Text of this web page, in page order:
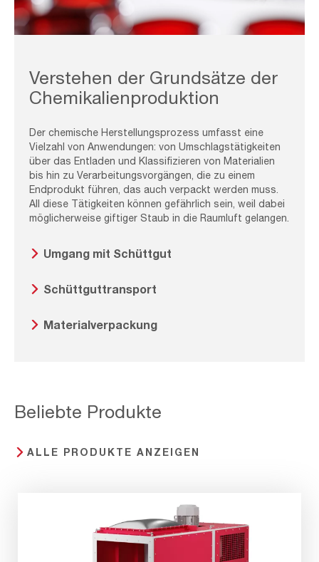
Verstehen der Grundsätze der
Chemikalienproduktion
Der chemische Herstellungsprozess umfasst eine
Vielzahl von Anwendungen: von Umschlagstätigkeiten
über das Entladen und Klassifizieren von Materialien
bis hin zu Verarbeitungsvorgängen, die zu einem
Endprodukt führen, das auch verpackt werden muss.
All diese Tätigkeiten können gefährlich sein, weil dabei
möglicherweise giftiger Staub in die Raumluft gelangen.
Umgang mit Schüttgut
Schüttguttransport
Materialverpackung
Beliebte Produkte
ALLE PRODUKTE ANZEIGEN